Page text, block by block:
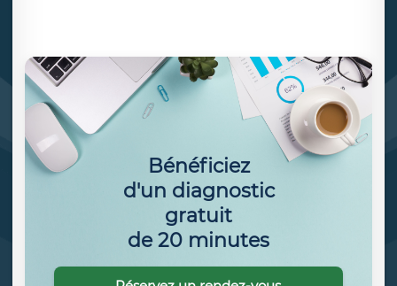
Bénéficiez
d'un diagnostic
gratuit
de 20 minutes